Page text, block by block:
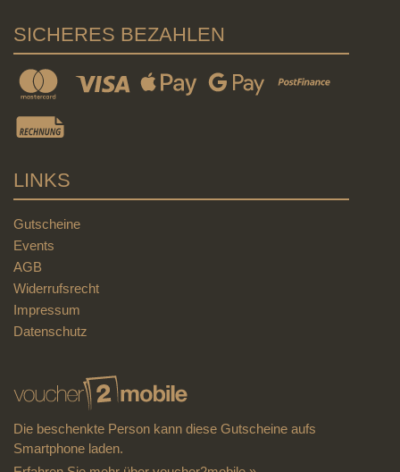
SICHERES BEZAHLEN
LINKS
Gutscheine
Events
AGB
Widerrufsrecht
Impressum
Datenschutz
Die beschenkte Person kann diese Gutscheine aufs
Smartphone laden.